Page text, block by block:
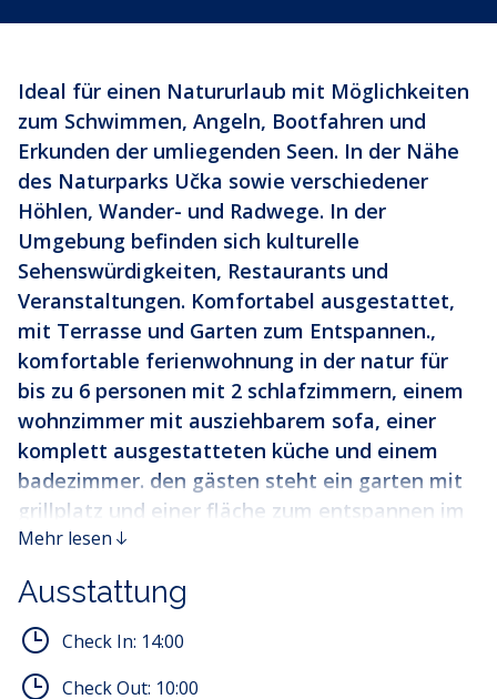
Ideal für einen Natururlaub mit Möglichkeiten
zum Schwimmen, Angeln, Bootfahren und
Erkunden der umliegenden Seen. In der Nähe
des Naturparks Učka sowie verschiedener
Höhlen, Wander- und Radwege. In der
Umgebung befinden sich kulturelle
Sehenswürdigkeiten, Restaurants und
Veranstaltungen. Komfortabel ausgestattet,
mit Terrasse und Garten zum Entspannen.,
komfortable ferienwohnung in der natur für
bis zu 6 personen mit 2 schlafzimmern, einem
wohnzimmer mit ausziehbarem sofa, einer
komplett ausgestatteten küche und einem
badezimmer. den gästen steht ein garten mit
grillplatz und einer fläche zum entspannen im
freien zur verfügung – ideal für familien und
Apartment GORDANA - Oase der Ruhe im Herzen
von Gorski Kotar
Willkommen im Apartment GORDANA, einem perfekten
Mehr lesen
Ausstattung
Check In: 14:00
Check Out: 10:00